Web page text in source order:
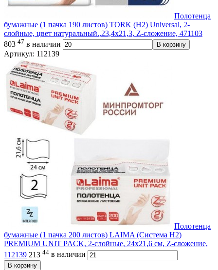
Полотенца
бумажные (1 пачка 190 листов) TORK (H2) Universal, 2-
слойные, цвет натуральный.,23,4х21,3, Z-сложение, 471103
803 47 в наличии В корзину
Артикул: 112139
Полотенца
бумажные (1 пачка 200 листов) LAIMA (Система H2)
PREMIUM UNIT PACK, 2-слойные, 24х21,6 см, Z-сложение,
112139 213 44 в наличии
В корзину